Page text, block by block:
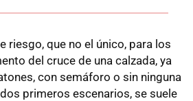
riesgo, que no el único, para los
del cruce de una calzada, ya
con semáforo o sin ninguna
primeros escenarios, se suele